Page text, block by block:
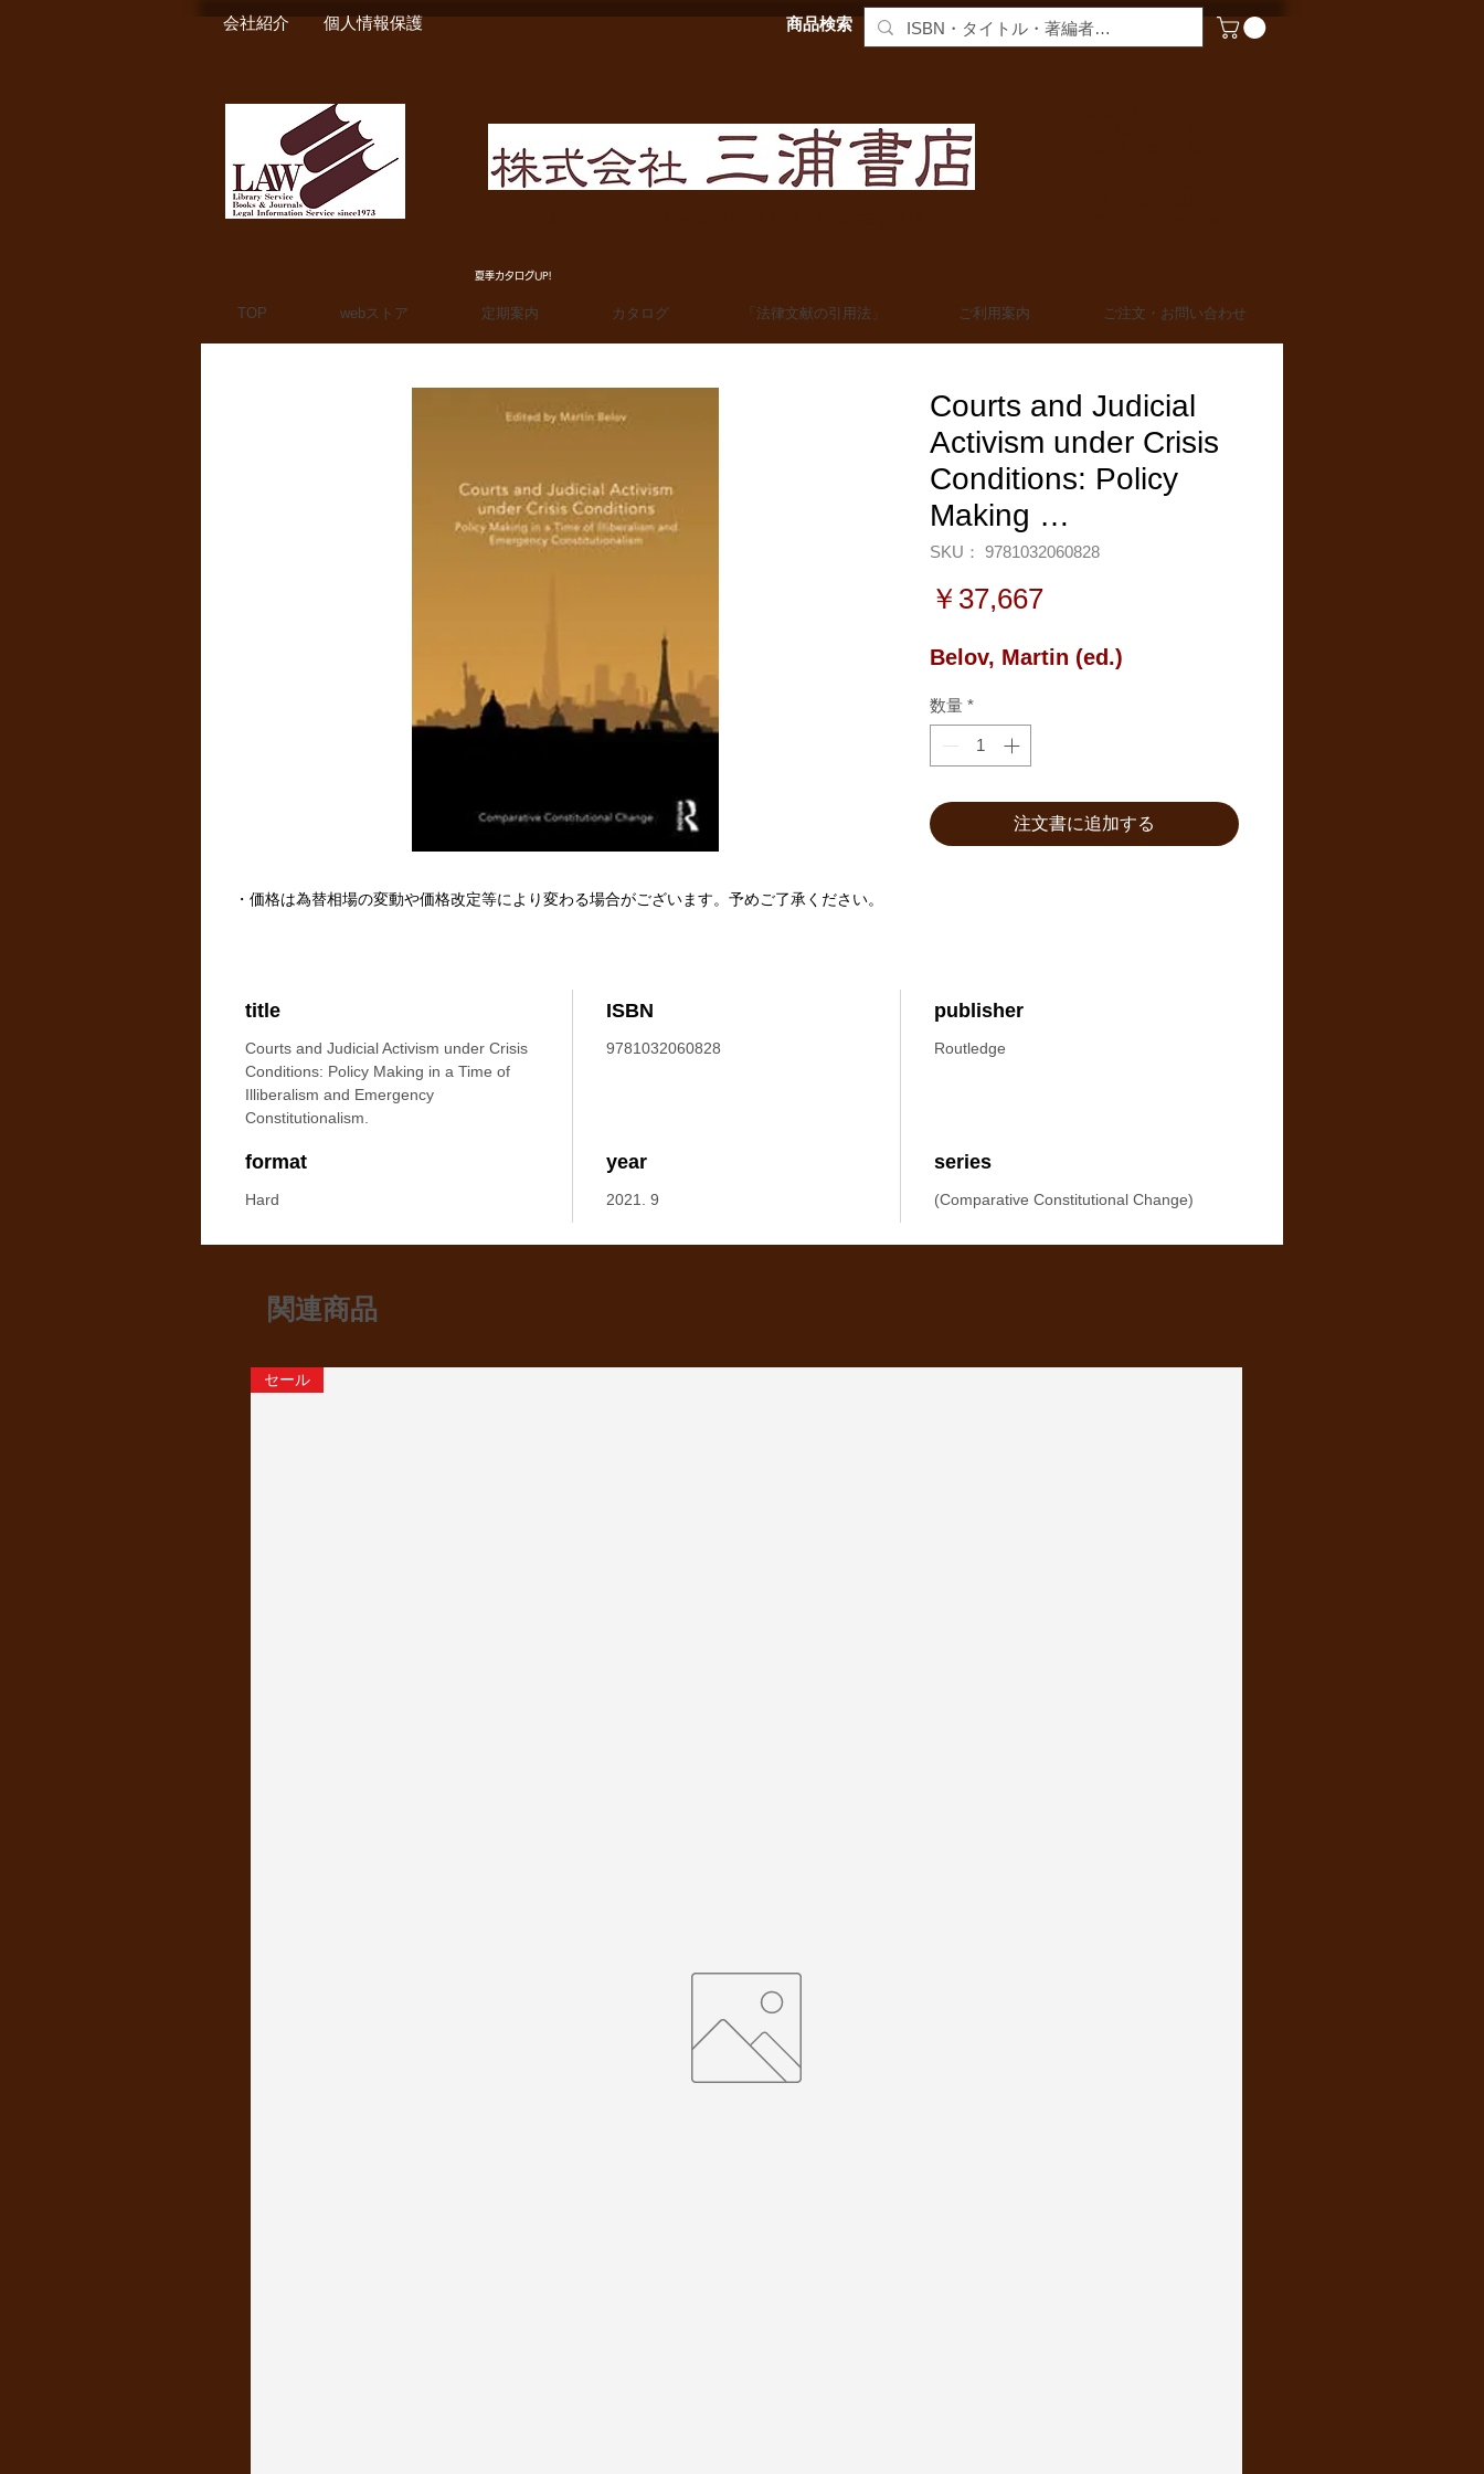
会社紹介 個人情報保護 商品検索
夏季カタログUP!
TOP webストア 定期案内 カタログ 「法律文献の引用法」 ご利用案内 ご注文・お問い合わせ
Courts and Judicial
Activism under Crisis
Conditions: Policy
Making …
SKU： 9781032060828
￥37,667価
Belov, Martin (ed.)
数量 *
注文書に追加する
title
Courts and Judicial Activism under Crisis
Conditions: Policy Making in a Time of
Illiberalism and Emergency
Constitutionalism.
ISBN
9781032060828
publisher
Routledge
format
Hard
year
2021. 9
series
(Comparative Constitutional Change)
・価格は為替相場の変動や価格改定等により変わる場合がございます。予めご了承ください。
関連商品
セール